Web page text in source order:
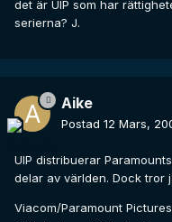
det är UIP som har
serierna? J.
Aike
Postad 12 Mars,
UIP distribuerar
delar av världen. Dock tror
Viacom/Paramount